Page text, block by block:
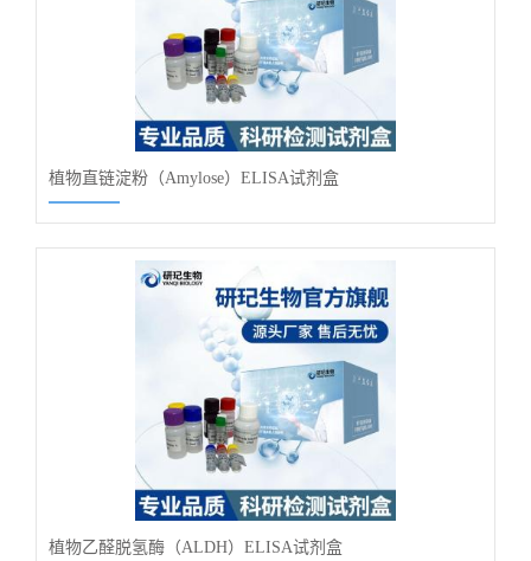
植物直链淀粉（Amylose）ELISA试剂盒
植物乙醛脱氢酶（ALDH）ELISA试剂盒